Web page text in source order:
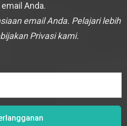
email Anda.
email Anda. Pelajari lebih
Privasi kami.